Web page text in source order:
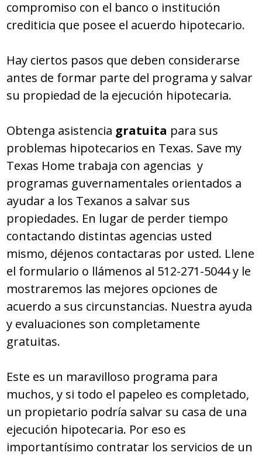
compromiso con el banco o institución
crediticia que posee el acuerdo hipotecario.
Hay ciertos pasos que deben considerarse
antes de formar parte del programa y salvar
su propiedad de la ejecución hipotecaria.
Obtenga asistencia gratuita para sus
problemas hipotecarios en Texas. Save my
Texas Home trabaja con agencias y
programas guvernamentales orientados a
ayudar a los Texanos a salvar sus
propiedades. En lugar de perder tiempo
contactando distintas agencias usted
mismo, déjenos contactaras por usted. Llene
el formulario o llámenos al 512-271-5044 y le
mostraremos las mejores opciones de
acuerdo a sus circunstancias. Nuestra ayuda
y evaluaciones son completamente
gratuitas.
Este es un maravilloso programa para
muchos, y si todo el papeleo es completado,
un propietario podría salvar su casa de una
ejecución hipotecaria. Por eso es
importantísimo contratar los servicios de un